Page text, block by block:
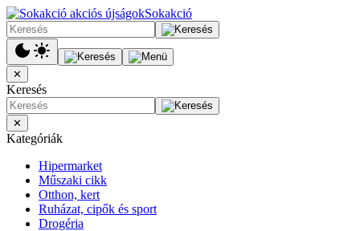
Sokakció
✕
Keresés
✕
Kategóriák
Hipermarket
Műszaki cikk
Otthon, kert
Ruházat, cipők és sport
Drogéria